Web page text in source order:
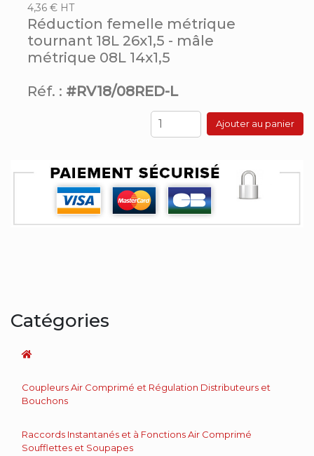
4,36 € HT
Réduction femelle métrique
tournant 18L 26x1,5 - mâle
métrique 08L 14x1,5
Réf. : #RV18/08RED-L
Ajouter au panier
Catégories
Coupleurs Air Comprimé et Régulation Distributeurs et
Bouchons
Raccords Instantanés et à Fonctions Air Comprimé
Soufflettes et Soupapes